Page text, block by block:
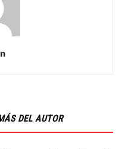
DEL AUTOR